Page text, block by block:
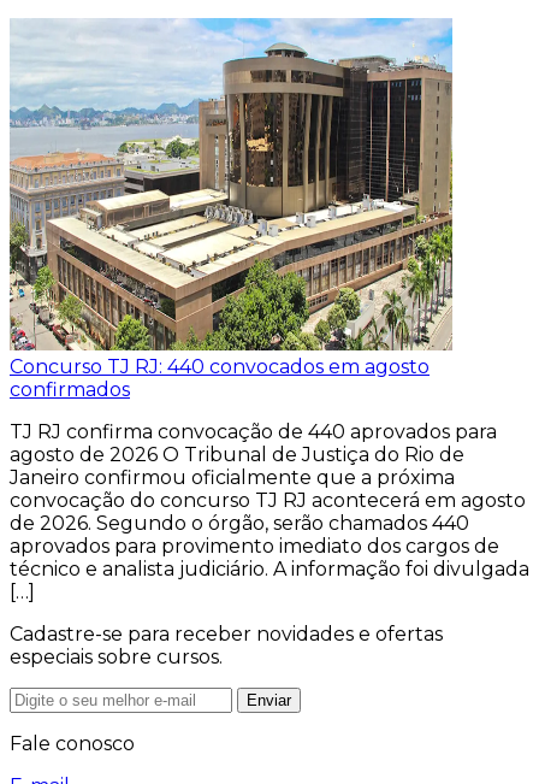
Concurso TJ RJ: 440 convocados em agosto
confirmados
TJ RJ confirma convocação de 440 aprovados para
agosto de 2026 O Tribunal de Justiça do Rio de
Janeiro confirmou oficialmente que a próxima
convocação do concurso TJ RJ acontecerá em agosto
de 2026. Segundo o órgão, serão chamados 440
aprovados para provimento imediato dos cargos de
técnico e analista judiciário. A informação foi divulgada
[…]
Cadastre-se para receber novidades e ofertas
especiais sobre cursos.
Enviar
Fale conosco